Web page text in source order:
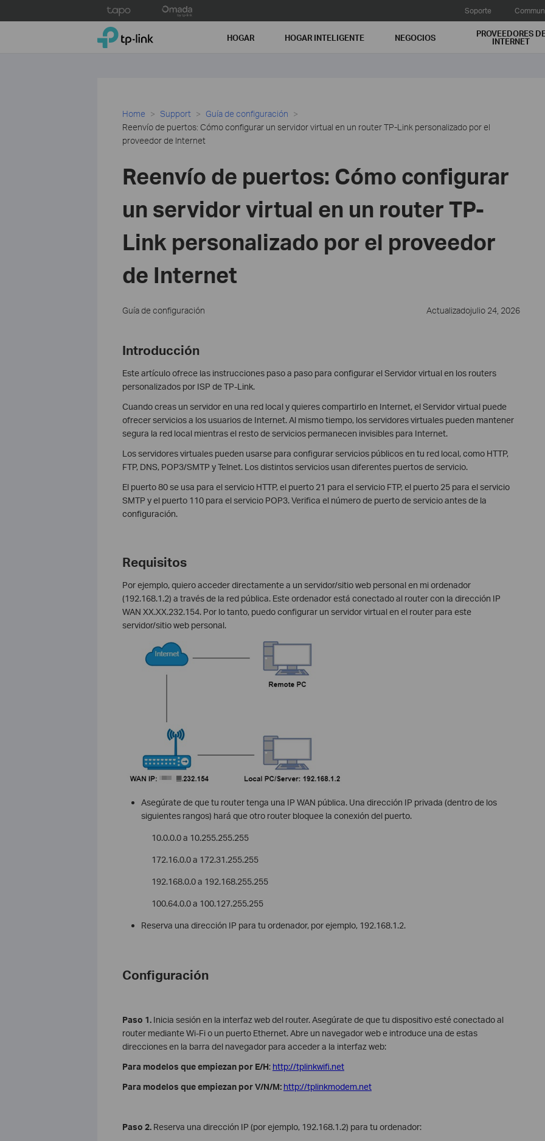
to
Soporte
TP-Link, Reliably Smart HOGAR HOGAR INTELIGENTE NEGOCIOS PROVEEDORES
INTERNET
Home Support
Guía de configuración
Reenvío de puertos: Cómo configurar un servidor virtual en un router TP-Link personalizado por el
proveedor de Internet
Reenvío de puertos: Cómo configurar
un servidor virtual en un router TP-
Link personalizado por el proveedor
de Internet
Guía de configuración Actualizadojulio 24, 2026
Introducción
Este artículo ofrece las instrucciones paso a paso para configurar el Servidor virtual en los routers
personalizados por ISP de TP-Link.
Cuando creas un servidor en una red local y quieres compartirlo en Internet, el Servidor virtual puede
ofrecer servicios a los usuarios de Internet. Al mismo tiempo, los servidores virtuales pueden mantener
segura la red local mientras el resto de servicios permanecen invisibles para Internet.
Los servidores virtuales pueden usarse para configurar servicios públicos en tu red local, como HTTP,
FTP, DNS, POP3/SMTP y Telnet. Los distintos servicios usan diferentes puertos de servicio.
El puerto 80 se usa para el servicio HTTP, el puerto 21 para el servicio FTP, el puerto 25 para el servicio
SMTP y el puerto 110 para el servicio POP3. Verifica el número de puerto de servicio antes de la
configuración.
Requisitos
Por ejemplo, quiero acceder directamente a un servidor/sitio web personal en mi ordenador
(192.168.1.2) a través de la red pública. Este ordenador está conectado al router con la dirección IP
WAN XX.XX.232.154. Por lo tanto, puedo configurar un servidor virtual en el router para este
servidor/sitio web personal.
Asegúrate de que tu router tenga una IP WAN pública. Una dirección IP privada (dentro de los
siguientes rangos) hará que otro router bloquee la conexión del puerto.
10.0.0.0 a 10.255.255.255
172.16.0.0 a 172.31.255.255
192.168.0.0 a 192.168.255.255
100.64.0.0 a 100.127.255.255
Reserva una dirección IP para tu ordenador, por ejemplo, 192.168.1.2.
Configuración
Paso 1. Inicia sesión en la interfaz web del router. Asegúrate de que tu dispositivo esté conectado al
router mediante Wi-Fi o un puerto Ethernet. Abre un navegador web e introduce una de estas
direcciones en la barra del navegador para acceder a la interfaz web:
Para modelos que empiezan por E/H: http://tplinkwifi.net
Para modelos que empiezan por V/N/M: http://tplinkmodem.net
Paso 2.Reserva una dirección IP (por ejemplo, 192.168.1.2) para tu ordenador: